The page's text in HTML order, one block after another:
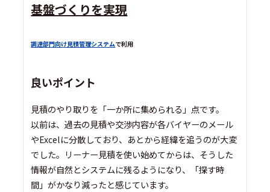
基盤づくりを実現
調達部門向け見積管理システムで利用
良いポイント
見積のやり取りを「一か所に集められる」点です。
以前は、過去の見積や交渉内容が各バイヤーのメール
やExcelに分散しており、あとから経緯を追うのが大変
でした。リーナー見積を使い始めてからは、そうした
情報が自然とシステムに残るようになり、「探す時
間」がかなり減ったと感じています。